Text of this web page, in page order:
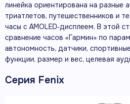
линейка ориентирована на разные
триатлетов, путешественников и
часы с AMOLED‑дисплеем. В этой
сравнение часов «Гармин» по
автономность, датчики,
функции, размер и вес, целевая
Серия Fenix